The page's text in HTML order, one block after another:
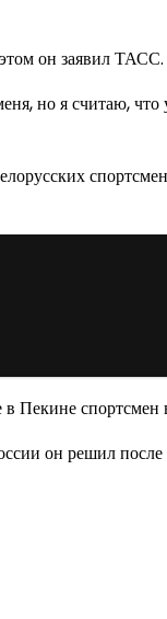
он заявил ТАСС.
но я считаю,
спортсмен
он решил